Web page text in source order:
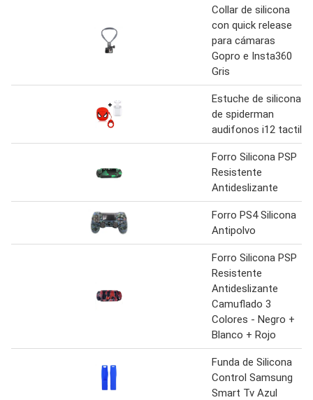
Collar de silicona
con quick release
para cámaras
Gopro e Insta360
Gris
Estuche de silicona
de spiderman
audifonos i12 tactil
Forro Silicona PSP
Resistente
Antideslizante
Forro PS4 Silicona
Antipolvo
Forro Silicona PSP
Resistente
Antideslizante
Camuflado 3
Colores - Negro +
Blanco + Rojo
Funda de Silicona
Control Samsung
Smart Tv Azul